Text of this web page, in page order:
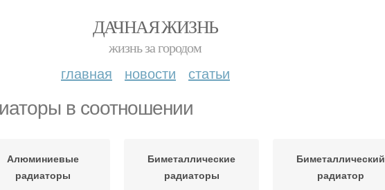
ДАЧНАЯ ЖИЗНЬ
жизнь за городом
главная новости статьи
в соотношении
Алюминиевые
радиаторы
Биметаллические
радиаторы
Биметаллический
радиатор